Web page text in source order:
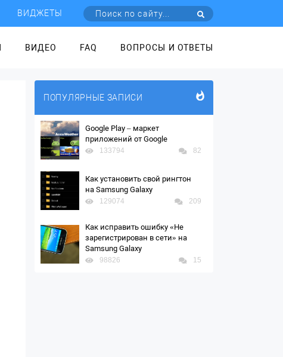
ВИДЖЕТЫ
ВИДЕО FAQ ВОПРОСЫ И ОТВЕТЫ
ПОПУЛЯРНЫЕ ЗАПИСИ
Google Play – маркет
приложений от Google
133794 82
Как установить свой рингтон
на Samsung Galaxy
129074 209
Как исправить ошибку «Не
зарегистрирован в сети» на
Samsung Galaxy
98826 15